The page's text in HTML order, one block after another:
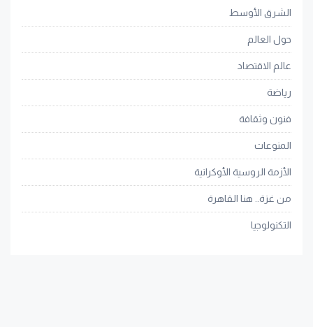
الشرق الأوسط
حول العالم
عالم الاقتصاد
رياضة
فنون وثقافة
المنوعات
الأزمة الروسية الأوكرانية
من غزة.. هنا القاهرة
التكنولوجيا